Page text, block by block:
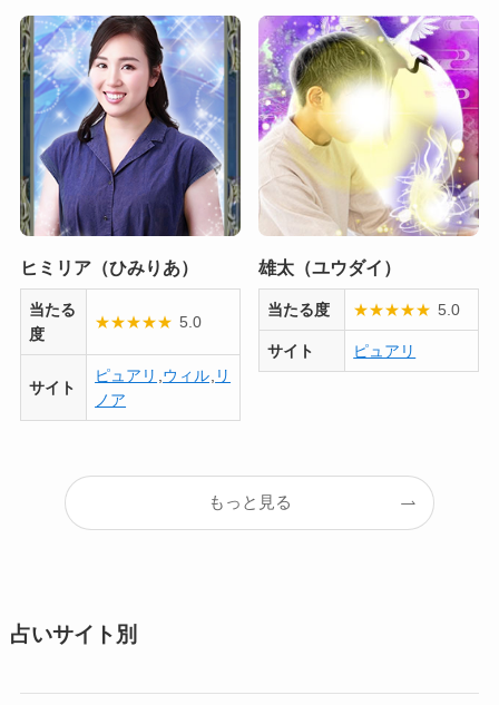
ヒミリア（ひみりあ）
当たる
度
★★★★★ 5.0
サイト
ピュアリ ,ウィル, リ
ノア
雄太（ユウダイ）
当たる度 ★★★★★ 5.0
サイト ピュアリ
もっと見る
占いサイト別